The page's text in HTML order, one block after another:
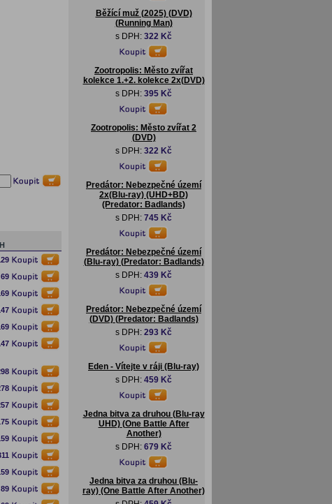
69
89
Běžící muž (2025) (DVD)
(Running Man)
s DPH: 322 Kč
Zootropolis: Město zvířat
kolekce 1.+2. kolekce 2x(DVD)
s DPH: 395 Kč
Zootropolis: Město zvířat 2
(DVD)
s DPH: 322 Kč
Predátor: Nebezpečné území
2x(Blu-ray) (UHD+BD)
(Predator: Badlands)
s DPH: 745 Kč
Predátor: Nebezpečné území
(Blu-ray) (Predator: Badlands)
s DPH: 439 Kč
Predátor: Nebezpečné území
(DVD) (Predator: Badlands)
s DPH: 293 Kč
Eden - Vítejte v ráji (Blu-ray)
s DPH: 459 Kč
Jedna bitva za druhou (Blu-ray
UHD) (One Battle After
Another)
s DPH: 679 Kč
Jedna bitva za druhou (Blu-
ray) (One Battle After Another)